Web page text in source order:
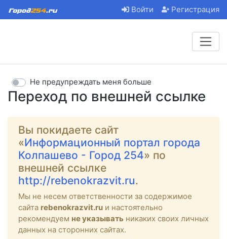
Войти Регистрация
Переход по внешней ссылке
Не предупреждать меня больше
Вы покидаете сайт
«Информационный портал города
Колпашево - Город 254» по
внешней ссылке
http://rebenokrazvit.ru.
Мы не несем ответственности за содержимое
сайта rebenokrazvit.ru и настоятельно
рекомендуем не указывать никаких своих личных
данных на сторонних сайтах.